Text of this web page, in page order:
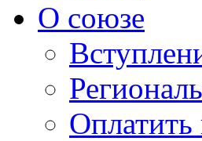
О союзе
Оплатить